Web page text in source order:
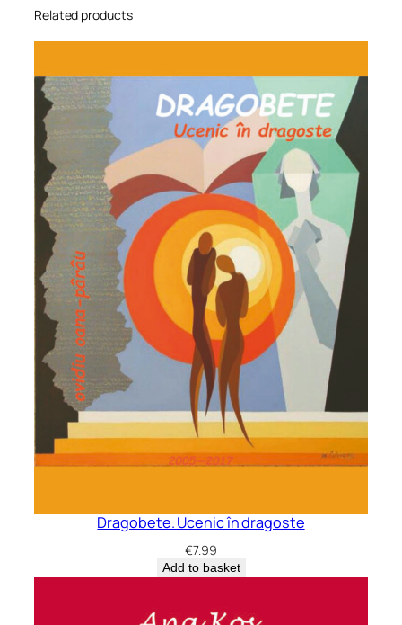
Related products
Dragobete. Ucenic în dragoste
€7.99
Add to basket